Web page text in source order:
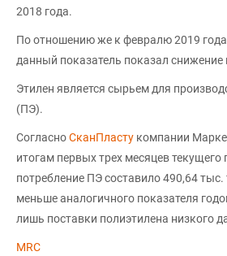
2018 года.
По отношению же к февралю 2019
данный показатель показал снижение
Этилен является сырьем для
(ПЭ).
СогласноСканПласту компании
итогам первых трех месяцев текущего
потребление ПЭ составило 490,64 тыс.
меньше аналогичного показателя
лишь поставки полиэтилена низкого
MRC